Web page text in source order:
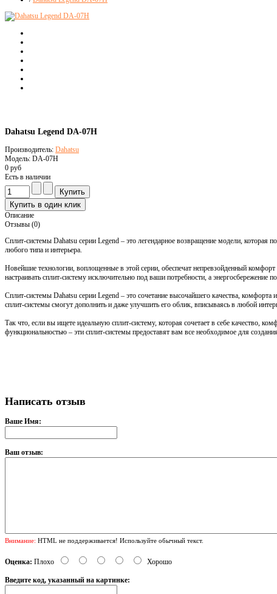
Dahatsu Legend DA-07H
Производитель: Dahatsu
Модель: DA-07H
0 руб
Есть в наличии
Описание
Отзывы (0)
Сплит-системы Dahatsu серии Legend – это легендарное возвращение модели, которая
любого типа и интерьера.
Новейшие технологии, воплощенные в этой серии, обеспечат непревзойденный
настраивать сплит-систему исключительно под ваши потребности, а энергосбережение
Сплит-системы Dahatsu серии Legend – это сочетание высочайшего качества,
сплит-системы смогут дополнить и даже улучшить его облик, вписываясь в любой
Так что, если вы ищете идеальную сплит-систему, которая сочетает в себе качество,
функциональностью – эти сплит-системы предоставят вам все необходимое для
Написать отзыв
Ваше Имя:
Ваш отзыв:
Внимание: HTML не поддерживается! Используйте обычный текст.
Оценка: Плохо Хорошо
Введите код, указанный на картинке: